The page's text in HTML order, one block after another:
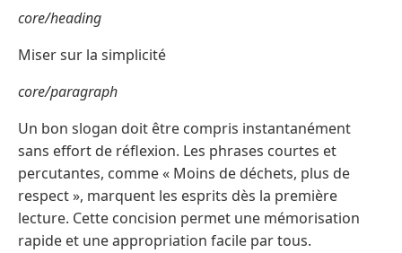
core/heading
Miser sur la simplicité
core/paragraph
Un bon slogan doit être compris instantanément
sans effort de réflexion. Les phrases courtes et
percutantes, comme « Moins de déchets, plus de
respect », marquent les esprits dès la première
lecture. Cette concision permet une mémorisation
rapide et une appropriation facile par tous.